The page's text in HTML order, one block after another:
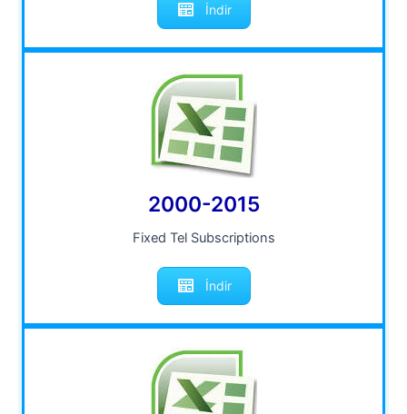
İndir
2000-2015
Fixed Tel Subscriptions
İndir